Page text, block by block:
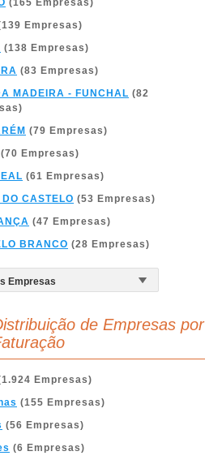
(165 Empresas)
Empresas)
(138 Empresas)
(83 Empresas)
MADEIRA - FUNCHAL (82
(79 Empresas)
Empresas)
(61 Empresas)
CASTELO (53 Empresas)
(47 Empresas)
BRANCO (28 Empresas)
de Empresas por
Empresas)
(155 Empresas)
(56 Empresas)
(6 Empresas)